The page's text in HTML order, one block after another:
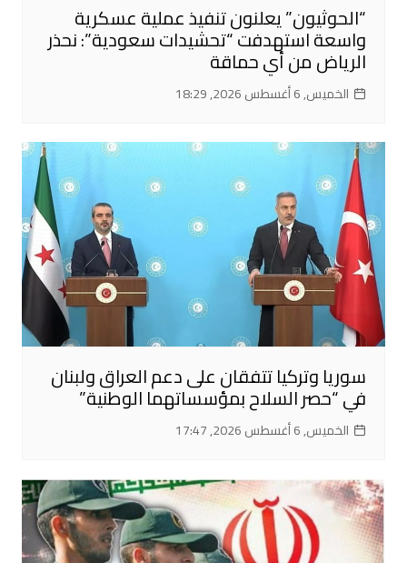
“الحوثيون” يعلنون تنفيذ عملية عسكرية
واسعة استهدفت “تحشيدات سعودية”: نحذر
الرياض من أي حماقة
الخميس, 6 أغسطس 2026, 18:29
سوريا وتركيا تتفقان على دعم العراق ولبنان
في “حصر السلاح بمؤسساتهما الوطنية”
الخميس, 6 أغسطس 2026, 17:47